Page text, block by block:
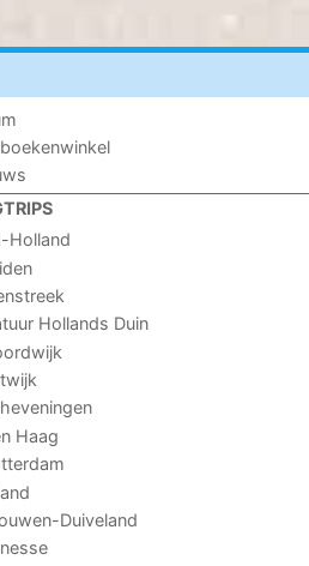
Holland
Hollands Duin
Haag
Duiveland